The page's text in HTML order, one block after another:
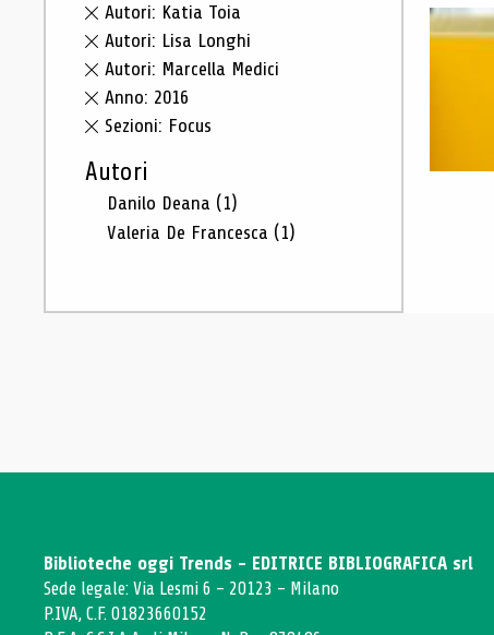
Autori: Katia Toia
Autori: Lisa Longhi
Autori: Marcella Medici
Anno: 2016
Sezioni: Focus
Autori
Danilo Deana (1)
Valeria De Francesca (1)
Biblioteche oggi Trends - EDITRICE BIBLIOGRAFICA srl
Sede legale: Via Lesmi 6 - 20123 - Milano
P.IVA, C.F. 01823660152